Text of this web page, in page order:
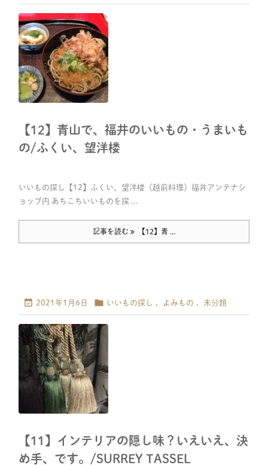
【12】青山で、福井のいいもの・うまいも
の/ふくい、望洋楼
いいもの探し【12】ふくい、望洋楼（越前料理）福井アンテナシ
ョップ内 あちこちいいものを探 ...
記事を読む 【12】青 ...
 2021年1月6日  いいもの探し , よみもの , 未分類
【11】インテリアの隠し味？いえいえ、決
め手、です。/SURREY TASSEL